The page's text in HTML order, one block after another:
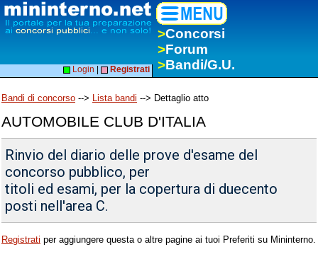
>Concorsi
>Forum
>Bandi/G.U.
Login Registrati
Bandi di concorso --> Lista bandi --> Dettaglio atto
AUTOMOBILE CLUB D'ITALIA
Rinvio del diario delle prove d'esame del
concorso pubblico, per
titoli ed esami, per la copertura di duecento
posti nell'area C.
Registrati per aggiungere questa o altre pagine ai tuoi Preferiti su Mininterno.